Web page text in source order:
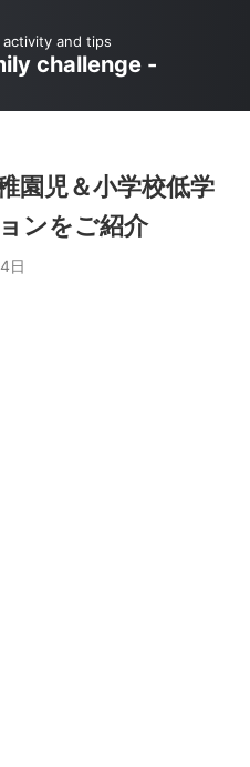
activity and tips
challenge -
園児＆小学校低学
ンをご紹介
日